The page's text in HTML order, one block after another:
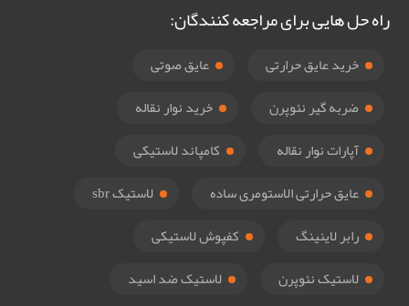
راه حل هایی برای مراجعه کنندگان:
خرید عایق حرارتی
عایق صوتی
ضربه گیر نئوپرن
خرید نوار نقاله
آپارات نوار نقاله
کامپاند لاستیکی
عایق حرارتی الاستومری ساده
لاستیک sbr
رابر لاینینگ
کفپوش لاستیکی
لاستیک نئوپرن
لاستیک ضد اسید